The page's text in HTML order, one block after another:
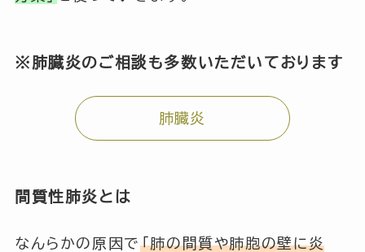
※肺臓炎のご相談も多数いただいております
肺臓炎
間質性肺炎とは
なんらかの原因で 「肺の間質や肺胞の壁に炎